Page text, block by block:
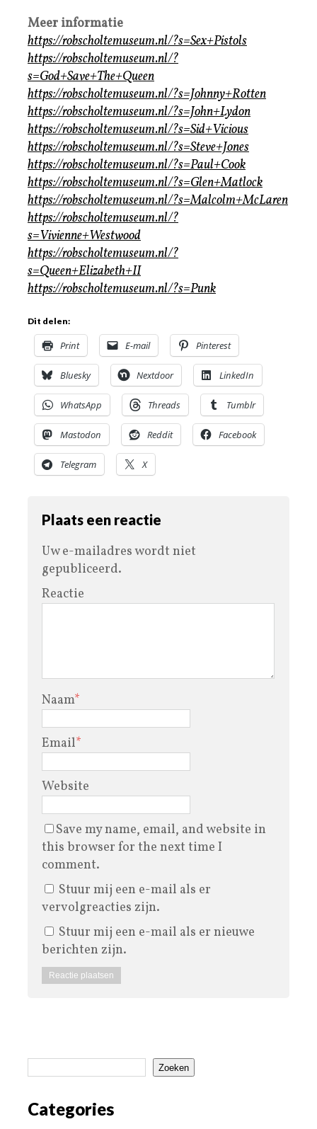
Meer informatie
https://robscholtemuseum.nl/?s=Sex+Pistols
https://robscholtemuseum.nl/?
s=God+Save+The+Queen
https://robscholtemuseum.nl/?s=Johnny+Rotten
https://robscholtemuseum.nl/?s=John+Lydon
https://robscholtemuseum.nl/?s=Sid+Vicious
https://robscholtemuseum.nl/?s=Steve+Jones
https://robscholtemuseum.nl/?s=Paul+Cook
https://robscholtemuseum.nl/?s=Glen+Matlock
https://robscholtemuseum.nl/?s=Malcolm+McLaren
https://robscholtemuseum.nl/?
s=Vivienne+Westwood
https://robscholtemuseum.nl/?
s=Queen+Elizabeth+II
https://robscholtemuseum.nl/?s=Punk
Dit delen:
Print E-mail Pinterest
Bluesky Nextdoor LinkedIn
WhatsApp Threads Tumblr
Mastodon Reddit Facebook
Telegram X
Plaats een reactie
Uw e-mailadres wordt niet
gepubliceerd.
Reactie
Naam*
Email*
Website
Save my name, email, and website in
this browser for the next time I
comment.
Stuur mij een e-mail als er
vervolgreacties zijn.
Stuur mij een e-mail als er nieuwe
berichten zijn.
Zoeken
Categories